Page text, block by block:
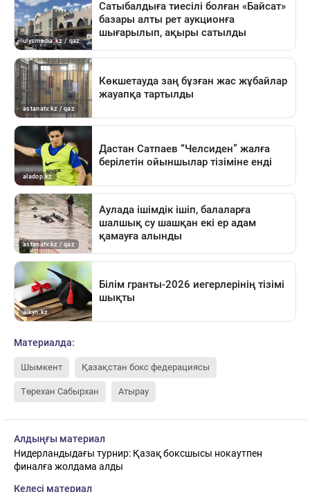
Материалда:
Шымкент Қазақстан бокс федерациясы
Төрехан Сабырхан Атырау
Алдыңғы материал
Нидерландыдағы турнир: Қазақ боксшысы нокаутпен
финалға жолдама алды
Келесі материал